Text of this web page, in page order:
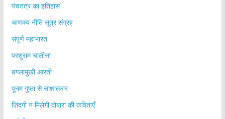
पंचतंत्र का इतिहास
चाणक्य नीति सूत्र संग्रह
संपूर्ण महाभारत
परशुराम चालीसा
बगलामुखी आरती
पूनम गुप्ता से साक्षात्कार
ज़िंदगी न मिलेगी दोबारा की कविताएँ